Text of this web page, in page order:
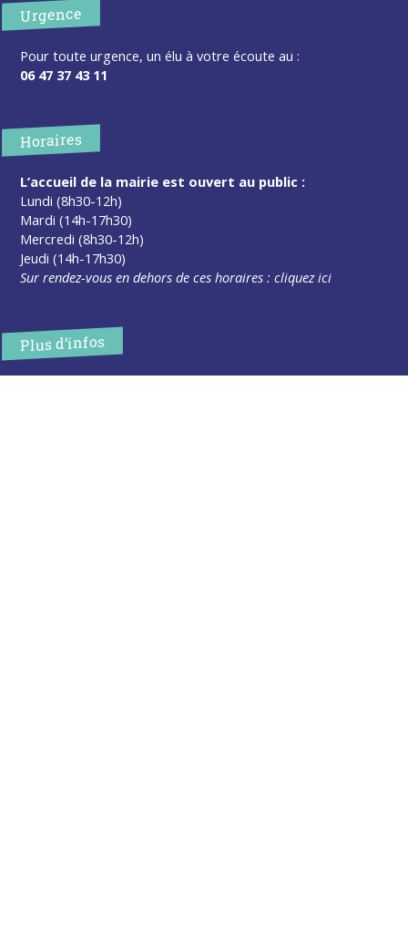
Urgence
Pour toute urgence, un élu à votre écoute au :
06 47 37 43 11
Horaires
L’accueil de la mairie est ouvert au public :
Lundi (8h30-12h)
Mardi (14h-17h30)
Mercredi (8h30-12h)
Jeudi (14h-17h30)
Sur rendez-vous en dehors de ces horaires :cliquez ici
Plus d’infos